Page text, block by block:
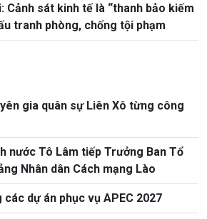
Cảnh sát kinh tế là “thanh bảo kiếm
tranh phòng, chống tội phạm
gia quân sự Liên Xô từng công
nước Tô Lâm tiếp Trưởng Ban Tổ
Nhân dân Cách mạng Lào
dự án phục vụ APEC 2027